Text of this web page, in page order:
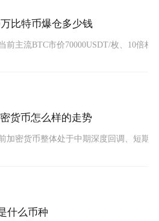
比特币爆仓多少钱
前主流BTC市价70000USDT/枚、10倍
货币怎么样的走势
加密货币整体处于中期深度回调、短期
什么币种